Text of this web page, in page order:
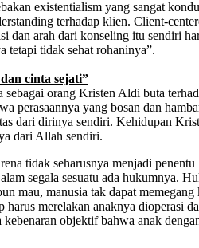
existentialism yang sangat
terhadap klien. Client-
dan arah dari konseling itu sendiri
tidak sehat rohaninya”.
cinta sejati”
orang Kristen Aldi buta
yang bosan dan
dari dirinya sendiri. Kehidupan
dari Allah sendiri.
tidak seharusnya menjadi
segala sesuatu ada hukumnya.
mau, manusia tak dapat
merelakan anaknya
objektif bahwa anak